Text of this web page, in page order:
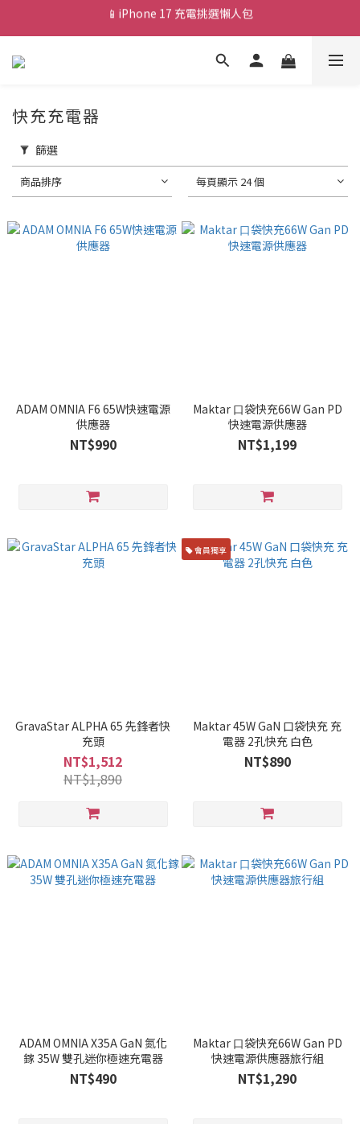
💰新會員送 $88 購物金
快充充電器
篩選
商品排序 每頁顯示 24 個
ADAM OMNIA F6 65W快速電源
供應器
NT$990
Maktar ⼝袋快充66W Gan PD
快速電源供應器
NT$1,199
GravaStar ALPHA 65 先鋒者快
充頭
NT$1,512
NT$1,890
會員獨享
Maktar 45W GaN 口袋快充 充
電器 2孔快充 白色
NT$890
ADAM OMNIA X35A GaN 氮化
鎵 35W 雙孔迷你極速充電器
NT$490
Maktar ⼝袋快充66W Gan PD
快速電源供應器旅行組
NT$1,290